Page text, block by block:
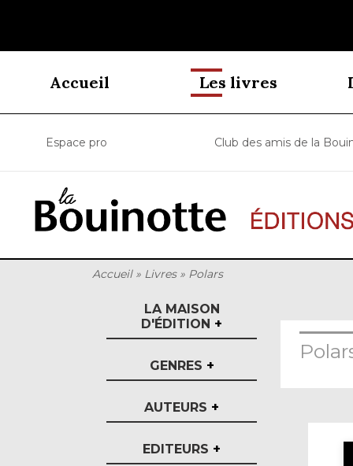
Accueil Les livres
Espace pro Club des amis de la
Accueil» Livres» Polars
LA MAISON
D'ÉDITION +
GENRES +
AUTEURS +
EDITEURS +